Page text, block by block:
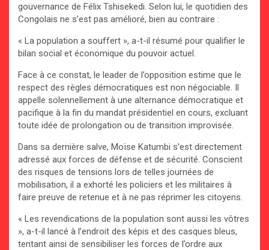
gouvernance de Félix Tshisekedi. Selon lui, le quotidien des
Congolais ne s’est pas amélioré, bien au contraire :
« La population a souffert », a-t-il résumé pour qualifier le
bilan social et économique du pouvoir actuel.
Face à ce constat, le leader de l’opposition estime que le
respect des règles démocratiques est non négociable. Il
appelle solennellement à une alternance démocratique et
pacifique à la fin du mandat présidentiel en cours, excluant
toute idée de prolongation ou de transition improvisée.
Dans sa dernière salve, Moïse Katumbi s’est directement
adressé aux forces de défense et de sécurité. Conscient
des risques de tensions lors de telles journées de
mobilisation, il a exhorté les policiers et les militaires à
faire preuve de retenue et à ne pas réprimer les citoyens.
« Les revendications de la population sont aussi les vôtres
», a-t-il lancé à l’endroit des képis et des casques bleus,
tentant ainsi de sensibiliser les forces de l’ordre aux